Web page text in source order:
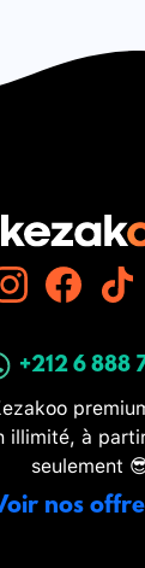
+212 6 888
illimité, à
seulement
nos